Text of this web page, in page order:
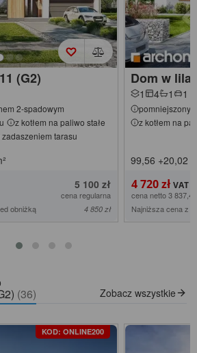
(G2)
2-spadowym
z kotłem na paliwo stałe
tarasu
5 100 zł
cena regularna
obniżką
4 850 zł
Dom w
1 4 1 1
pomniejszony
z kotłem na
99,56 +20,02
4 720 zł
cena netto 3
Najniższa cena z
(36) Zobacz wszystkie
KOD: ONLINE200